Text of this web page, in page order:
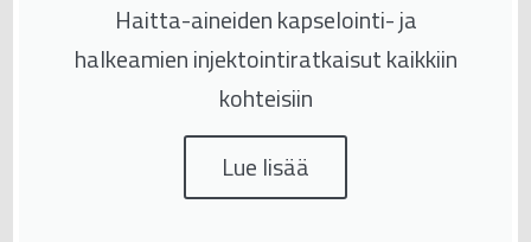
Haitta-aineiden kapselointi- ja
halkeamien injektointiratkaisut kaikkiin
kohteisiin
Lue lisää